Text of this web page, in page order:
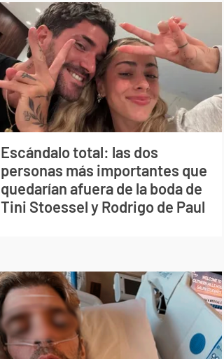
Escándalo total: las dos
personas más importantes que
quedarían afuera de la boda de
Tini Stoessel y Rodrigo de Paul